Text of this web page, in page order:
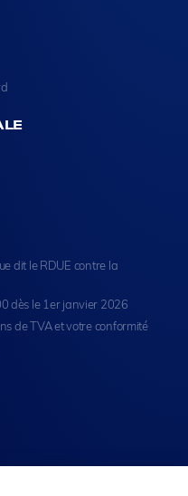
dit le RDUE contre la
dès le 1er janvier 2026
de TVA et votre conformité